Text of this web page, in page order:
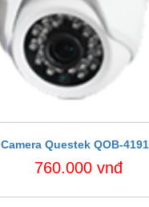
Camera Questek QOB-
760.000 vnđ